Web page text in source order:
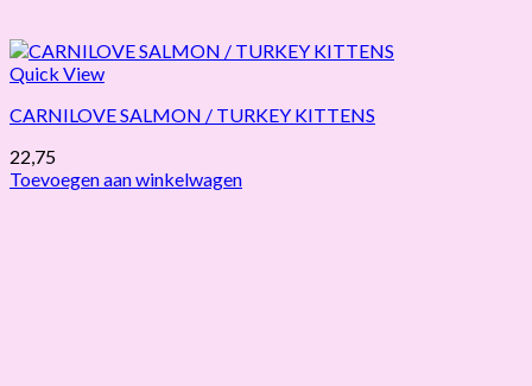
Quick View
CARNILOVE SALMON / TURKEY KITTENS
22,75
Toevoegen aan winkelwagen